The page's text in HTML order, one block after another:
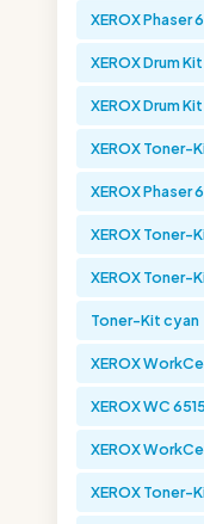
XEROX Phaser
XEROX Drum
XEROX Drum
XEROX
XEROX Phaser
XEROX Toner-
XEROX Toner-
Toner-Kit cyan
XEROX
XEROX WC
XEROX
XEROX